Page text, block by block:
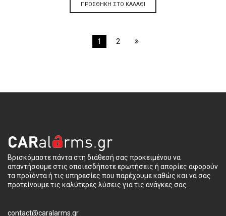
ΠΡΟΣΘΉΚΗ ΣΤΟ ΚΑΛΆΘΙ
1 2
Βρισκόμαστε πάντα στη διάθεσή σας προκειμένου να
απαντήσουμε στις οποιεσδήποτε ερωτήσεις ή απορίες αφορούν
τα προϊόντα ή τις υπηρεσίες που παρέχουμε καθώς και να σας
προτείνουμε τις καλύτερες λύσεις για τις ανάγκες σας.
contact@caralarms.gr